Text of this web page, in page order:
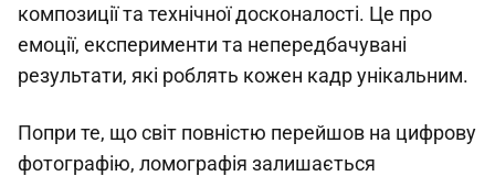
композиції та технічної досконалості. Це про
емоції, експерименти та непередбачувані
результати, які роблять кожен кадр унікальним.
Попри те, що світ повністю перейшов на цифрову
фотографію, ломографія залишається